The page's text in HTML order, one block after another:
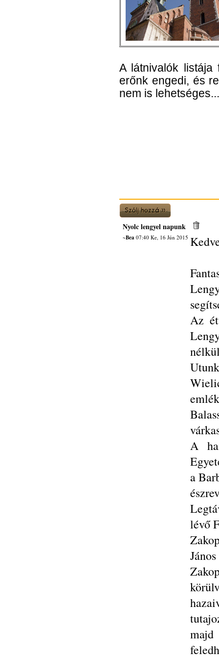
A látnivalók listája
erőnk engedi, és
nem is
Nyolc lengyel napunk
~Bea 07:40 Ke, 16 Jún 2015
Az
A
a
lévő